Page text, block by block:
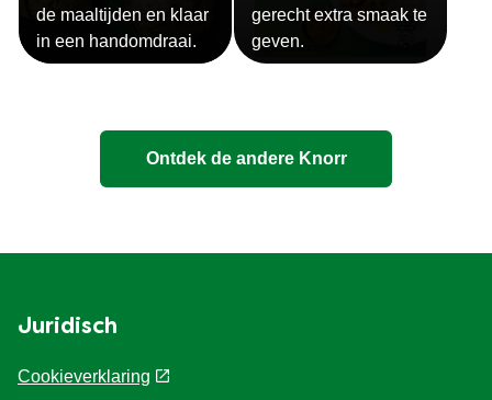
de maaltijden en klaar
in een handomdraai.
gerecht extra smaak te
geven.
Ontdek de andere Knorr
Juridisch
Cookieverklaring